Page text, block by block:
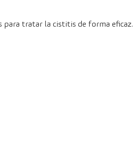
para tratar la cistitis de forma eficaz.